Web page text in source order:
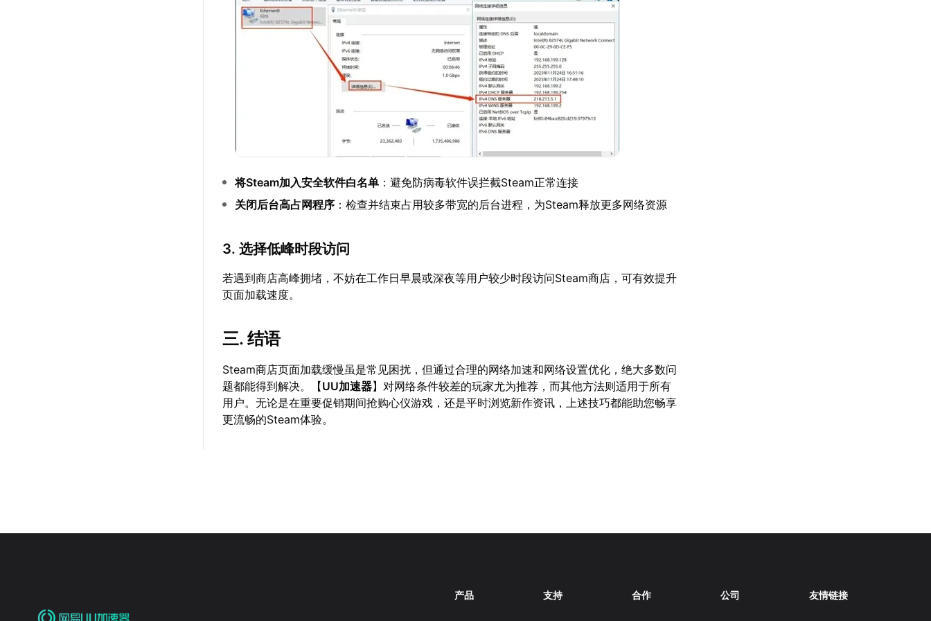
将Steam加入安全软件白名单 ：避免防病毒软件误拦截Steam正常连接
关闭后台高占网程序 ：检查并结束占用较多带宽的后台进程，为Steam释放更多网络资源
3. 选择低峰时段访问
若遇到商店高峰拥堵，不妨在工作日早晨或深夜等用户较少时段访问Steam商店，可有效提升
页面加载速度。
三. 结语
Steam商店页面加载缓慢虽是常见困扰，但通过合理的网络加速和网络设置优化，绝大多数问
题都能得到解决。【UU加速器】对网络条件较差的玩家尤为推荐，而其他方法则适用于所有
用户。无论是在重要促销期间抢购心仪游戏，还是平时浏览新作资讯，上述技巧都能助您畅享
更流畅的Steam体验。
产品 支持 合作 公司 友情链接